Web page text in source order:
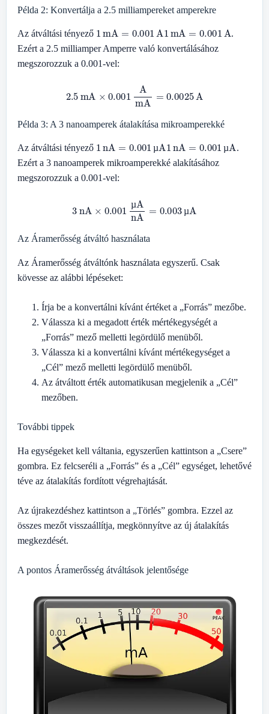
Példa 2: Konvertálja a 2.5 milliampereket amperekre
Az átváltási tényező 1 mA 0.001A 1 mA 0.001A
.
Ezért a 2.5 milliamper Amperre való konvertálásához
megszorozzuk a 0.001-vel:
mA
Példa 3: A 3 nanoamperek átalakítása mikroamperekké
Az átváltási tényező µ
1 nA 0.001µA
µ
1 nA 0.001µA
.
Ezért a 3 nanoamperek mikroamperekké alakításához
megszorozzuk a 0.001-vel:
µ
µ
µA nA
Az Áramerősség átváltó használata
Az Áramerősség átváltónk használata egyszerű. Csak
kövesse az alábbi lépéseket:
Írja be a konvertálni kívánt értéket a „Forrás” mezőbe.
Válassza ki a megadott érték mértékegységét a
„Forrás” mező melletti legördülő menüből.
Válassza ki a konvertálni kívánt mértékegységet a
„Cél” mező melletti legördülő menüből.
Az átváltott érték automatikusan megjelenik a „Cél”
mezőben.
További tippek
Ha egységeket kell váltania, egyszerűen kattintson a „Csere”
gombra. Ez felcseréli a „Forrás” és a „Cél” egységet, lehetővé
téve az átalakítás fordított végrehajtását.
Az újrakezdéshez kattintson a „Törlés” gombra. Ezzel az
összes mezőt visszaállítja, megkönnyítve az új átalakítás
megkezdését.
A pontos Áramerősség átváltások jelentősége